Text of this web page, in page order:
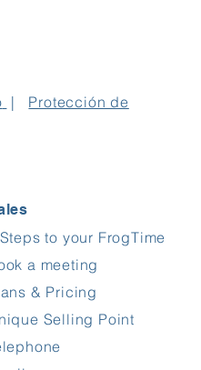
| Protección de
to your FrogTime
a meeting
& Pricing
Selling Point